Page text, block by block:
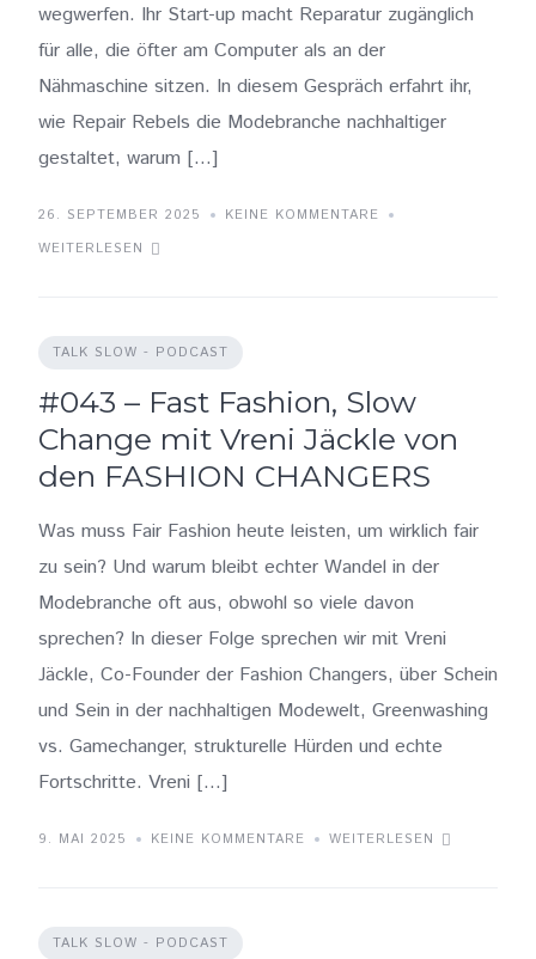
wegwerfen. Ihr Start-up macht Reparatur zugänglich
für alle, die öfter am Computer als an der
Nähmaschine sitzen. In diesem Gespräch erfahrt ihr,
wie Repair Rebels die Modebranche nachhaltiger
gestaltet, warum […]
26. SEPTEMBER 2025
KEINE KOMMENTARE
WEITERLESEN
TALK SLOW - PODCAST
#043 – Fast Fashion, Slow
Change mit Vreni Jäckle von
den FASHION CHANGERS
Was muss Fair Fashion heute leisten, um wirklich fair
zu sein? Und warum bleibt echter Wandel in der
Modebranche oft aus, obwohl so viele davon
sprechen? In dieser Folge sprechen wir mit Vreni
Jäckle, Co-Founder der Fashion Changers, über Schein
und Sein in der nachhaltigen Modewelt, Greenwashing
vs. Gamechanger, strukturelle Hürden und echte
Fortschritte. Vreni […]
9. MAI 2025 KEINE KOMMENTARE WEITERLESEN
TALK SLOW - PODCAST